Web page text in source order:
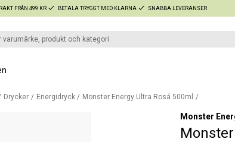
FRÅN 499 KR BETALA TRYGGT MED KLARNA SNABBA LEVERANSER
Drycker Energidryck Monster Energy Ultra Rosá 500ml
Monster